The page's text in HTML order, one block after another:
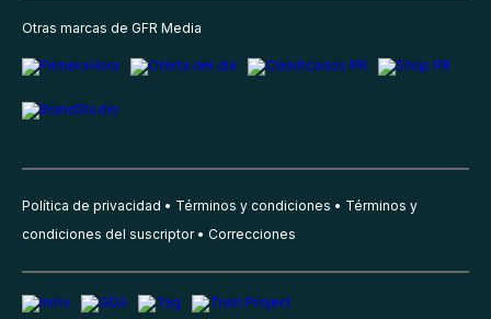
Otras marcas de GFR Media
Política de privacidad Términos y condiciones
Términos y
condiciones del suscriptor
Correcciones